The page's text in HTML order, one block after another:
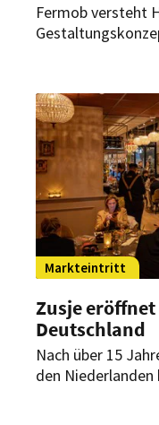
Fermob versteht
öffentliche
Unternehmen auf
konsequent
Markteintritt
Zusje
Deutschland
Nach über 15
den